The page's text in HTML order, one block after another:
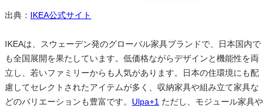
出典： IKEA公式サイト
IKEAは、スウェーデン発のグローバル家具ブランドで、日本国内で
も全国展開を果たしています。低価格ながらデザインと機能性を両
立し、若いファミリーからも人気があります。日本の住環境にも配
慮してセレクトされたアイテムが多く、収納家具や組み立て家具な
どのバリエーションも豊富です。 Ulpa+1 ただし、モジュール家具や